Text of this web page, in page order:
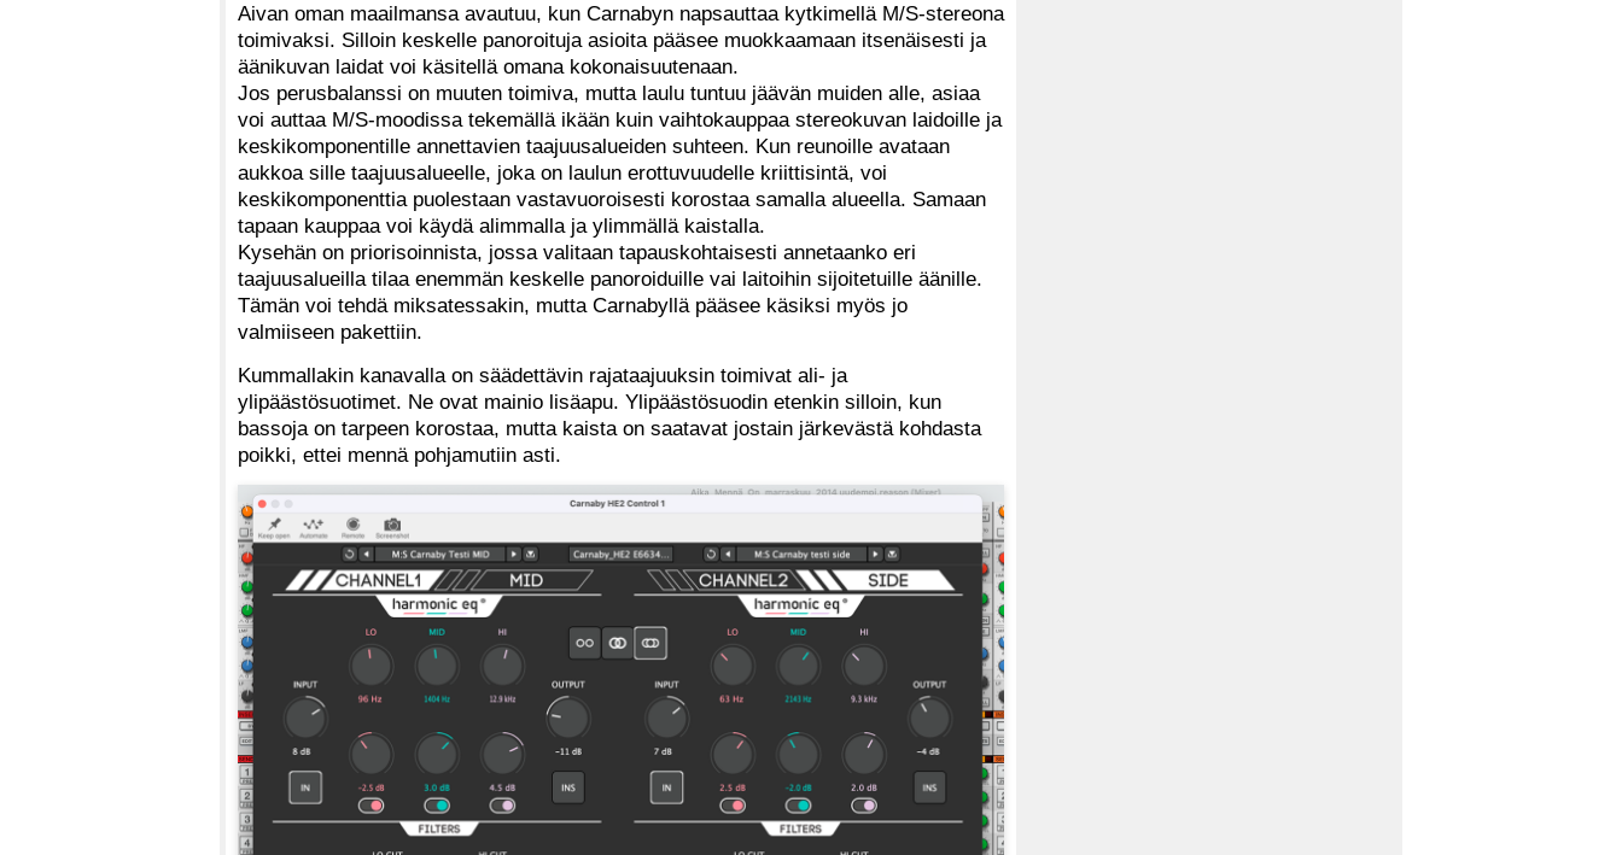
Aivan oman maailmansa avautuu, kun Carnabyn napsauttaa kytkimellä M/S-stereona
toimivaksi. Silloin keskelle panoroituja asioita pääsee muokkaamaan itsenäisesti ja
äänikuvan laidat voi käsitellä omana kokonaisuutenaan.
Jos perusbalanssi on muuten toimiva, mutta laulu tuntuu jäävän muiden alle, asiaa
voi auttaa M/S-moodissa tekemällä ikään kuin vaihtokauppaa stereokuvan laidoille ja
keskikomponentille annettavien taajuusalueiden suhteen. Kun reunoille avataan
aukkoa sille taajuusalueelle, joka on laulun erottuvuudelle kriittisintä, voi
keskikomponenttia puolestaan vastavuoroisesti korostaa samalla alueella. Samaan
tapaan kauppaa voi käydä alimmalla ja ylimmällä kaistalla.
Kysehän on priorisoinnista, jossa valitaan tapauskohtaisesti annetaanko eri
taajuusalueilla tilaa enemmän keskelle panoroiduille vai laitoihin sijoitetuille äänille.
Tämän voi tehdä miksatessakin, mutta Carnabyllä pääsee käsiksi myös jo
valmiiseen pakettiin.
Kummallakin kanavalla on säädettävin rajataajuuksin toimivat ali- ja
ylipäästösuotimet. Ne ovat mainio lisäapu. Ylipäästösuodin etenkin silloin, kun
bassoja on tarpeen korostaa, mutta kaista on saatavat jostain järkevästä kohdasta
poikki, ettei mennä pohjamutiin asti.